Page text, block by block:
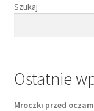
Szukaj
Ostatnie
Mroczki przed